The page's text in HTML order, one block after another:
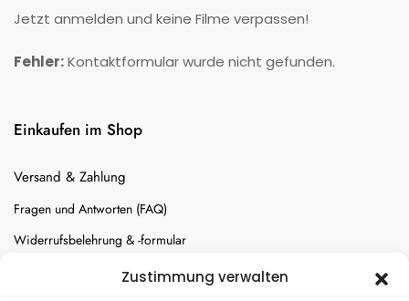
Zustimmung verwalten
Jetzt anmelden und keine Filme verpassen!
Fehler:Kontaktformular wurde nicht gefunden.
Einkaufen im Shop
Versand & Zahlung
Fragen und Antworten (FAQ)
Widerrufsbelehrung & -formular
Batterien-Entsorgung